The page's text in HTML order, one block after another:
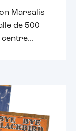
Marsalis
de 500
centre...